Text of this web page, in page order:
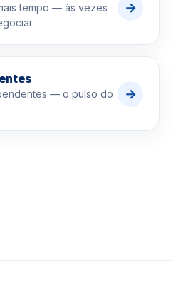
tempo — às vezes
→
— o pulso do
→